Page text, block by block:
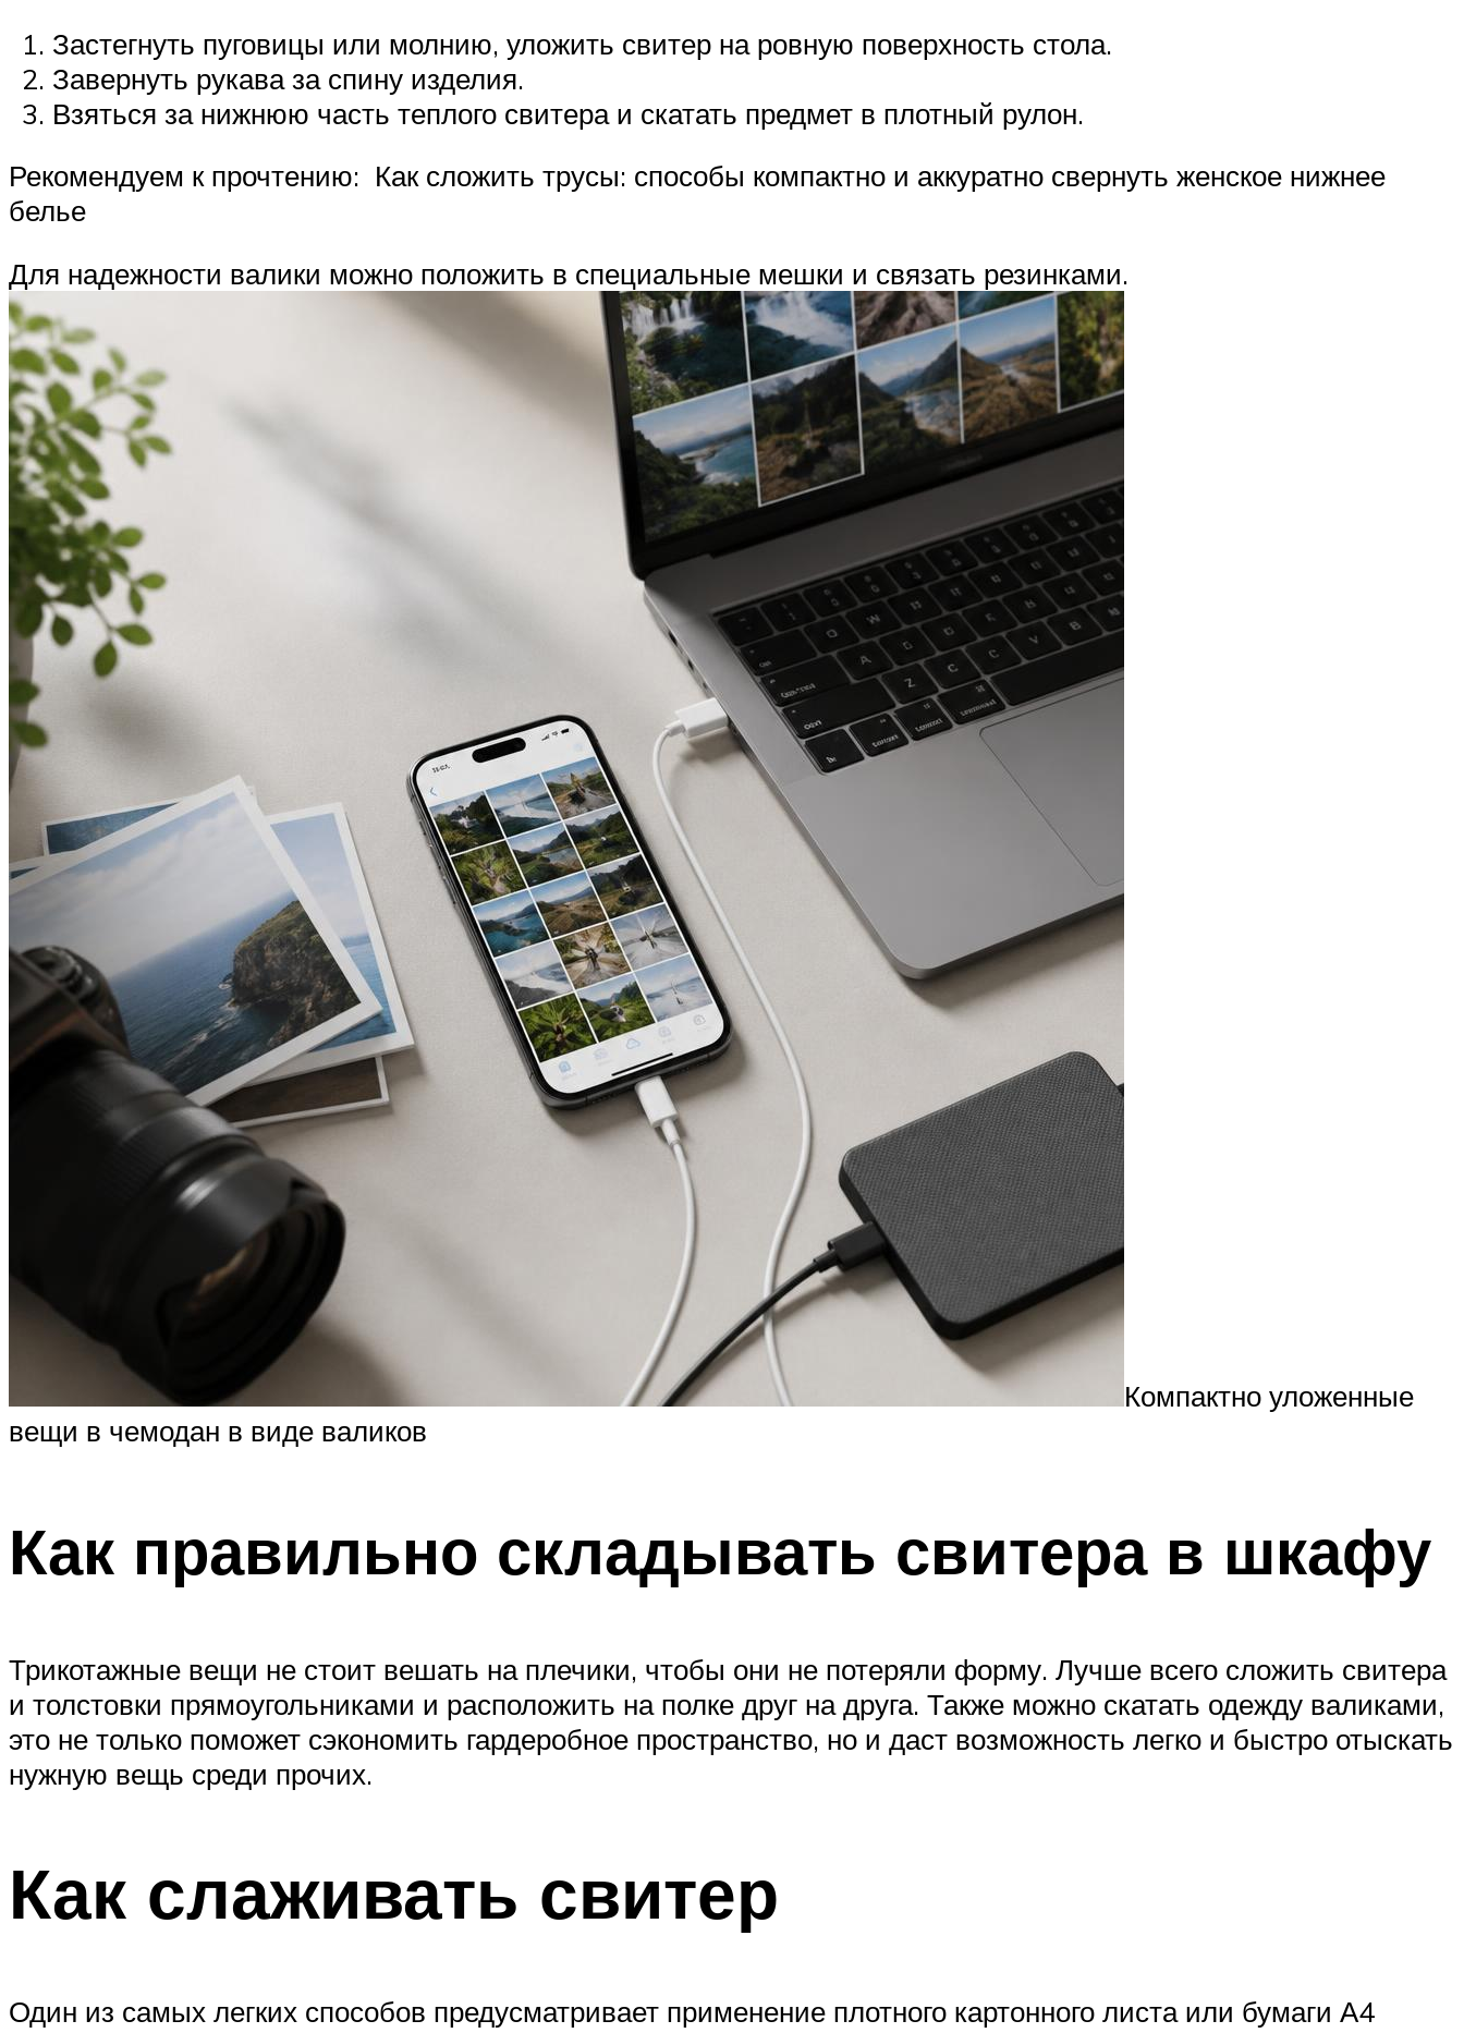
Застегнуть пуговицы или молнию, уложить свитер на ровную поверхность стола.
Завернуть рукава за спину изделия.
Взяться за нижнюю часть теплого свитера и скатать предмет в плотный рулон.
Рекомендуем к прочтению: Как сложить трусы: способы компактно и аккуратно свернуть женское нижнее
белье
Для надежности валики можно положить в специальные мешки и связать резинками.
Компактно уложенные
вещи в чемодан в виде валиков
Как правильно складывать свитера в шкафу
Трикотажные вещи не стоит вешать на плечики, чтобы они не потеряли форму. Лучше всего сложить свитера
и толстовки прямоугольниками и расположить на полке друг на друга. Также можно скатать одежду валиками,
это не только поможет сэкономить гардеробное пространство, но и даст возможность легко и быстро отыскать
нужную вещь среди прочих.
Как слаживать свитер
Один из самых легких способов предусматривает применение плотного картонного листа или бумаги А4